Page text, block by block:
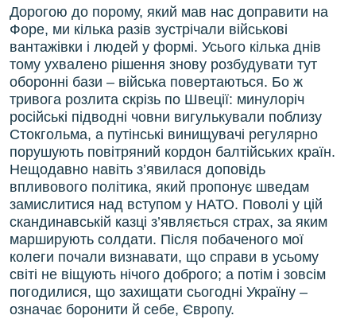
Дорогою до порому, який мав нас доправити на
Форе, ми кілька разів зустрічали військові
вантажівки і людей у формі. Усього кілька днів
тому ухвалено рішення знову розбудувати тут
оборонні бази – війська повертаються. Бо ж
тривога розлита скрізь по Швеції: минулоріч
російські підводні човни вигулькували поблизу
Стокгольма, а путінські винищувачі регулярно
порушують повітряний кордон балтійських країн.
Нещодавно навіть з’явилася доповідь
впливового політика, який пропонує шведам
замислитися над вступом у НАТО. Поволі у цій
скандинавській казці з’являється страх, за яким
марширують солдати. Після побаченого мої
колеги почали визнавати, що справи в усьому
світі не віщують нічого доброго; а потім і зовсім
погодилися, що захищати сьогодні Україну –
означає боронити й себе, Європу.